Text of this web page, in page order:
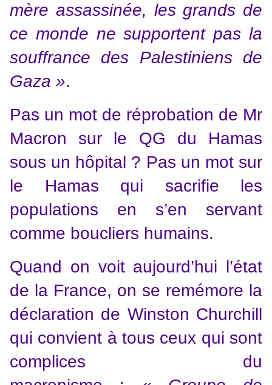
mère assassinée, les grands de
ce monde ne supportent pas la
souffrance des Palestiniens de
Gaza ».
Pas un mot de réprobation de Mr
Macron sur le QG du Hamas
sous un hôpital ? Pas un mot sur
le Hamas qui sacrifie les
populations en s’en servant
comme boucliers humains.
Quand on voit aujourd’hui l’état
de la France, on se remémore la
déclaration de Winston Churchill
qui convient à tous ceux qui sont
complices du